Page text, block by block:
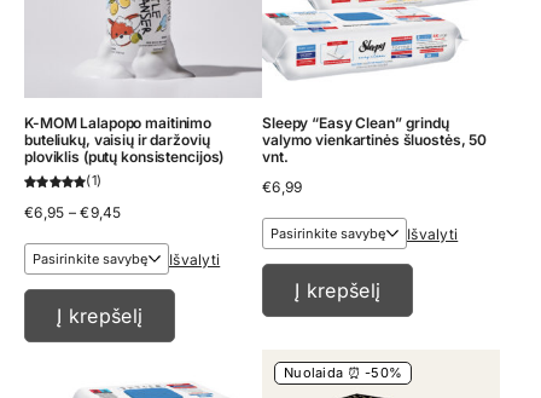
K-MOM Lalapopo maitinimo
buteliukų, vaisių ir daržovių
ploviklis (putų konsistencijos)
1
€6,95 – €9,45Price
€6,95
throughIšvalyti
Į krepšelį
Sleepy “Easy Clean” grindų
valymo vienkartinės šluostės, 50
vnt.
€6,99
Išvalyti
Į krepšelį
Nuolaida ⏰ -50%